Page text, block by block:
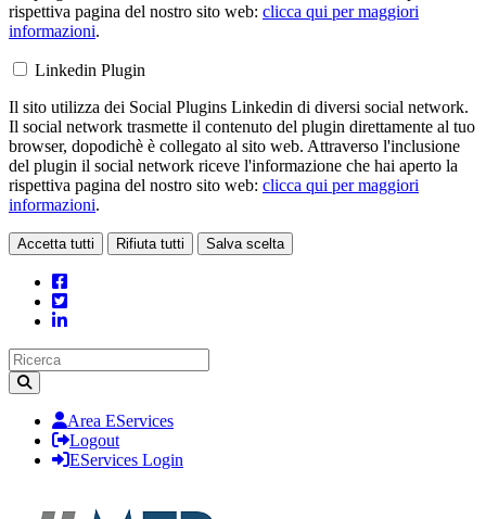
rispettiva pagina del nostro sito web: clicca qui per maggiori
informazioni.
Linkedin Plugin
Il sito utilizza dei Social Plugins Linkedin di diversi social network.
Il social network trasmette il contenuto del plugin direttamente al tuo
browser, dopodichè è collegato al sito web. Attraverso l'inclusione
del plugin il social network riceve l'informazione che hai aperto la
rispettiva pagina del nostro sito web: clicca qui per maggiori
informazioni.
Accetta tutti Rifiuta tutti Salva scelta
Area EServices
Logout
EServices Login